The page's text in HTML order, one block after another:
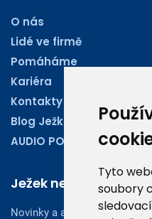
Tyto
soubory
O nás
Lidé ve firmě
Pomáháme
Kariéra
Kontakty
Blog Ježkoviny
AUDIO PODCASTY
Ježek newsletter
Novinky a aktuality z oboru